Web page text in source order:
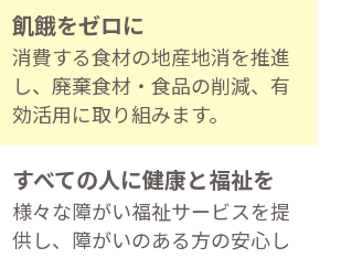
飢餓をゼロに
消費する食材の地産地消を推進
し、廃棄食材・食品の削減、有
効活用に取り組みます。
すべての人に健康と福祉を
様々な障がい福祉サービスを提
供し、障がいのある方の安心し